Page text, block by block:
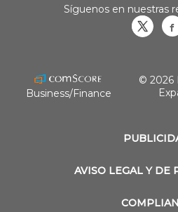
AVISO LEGAL Y DE
Síguenos en nuestras
Business/Finance
© 2026